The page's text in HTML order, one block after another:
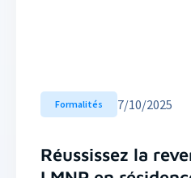
Formalités 7/10/2025
Réussissez la